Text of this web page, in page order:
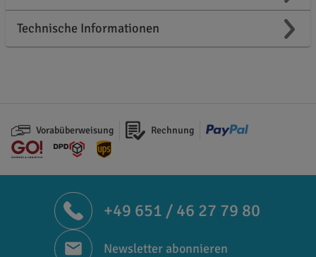
Technische Informationen
Vorabüberweisung Rechnung
+49 651 / 46 27 79 80
Newsletter abonnieren